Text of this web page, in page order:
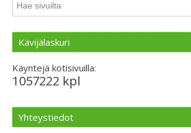
Kävijälaskuri
Käyntejä kotisivuilla:
1057222 kpl
Yhteystiedot